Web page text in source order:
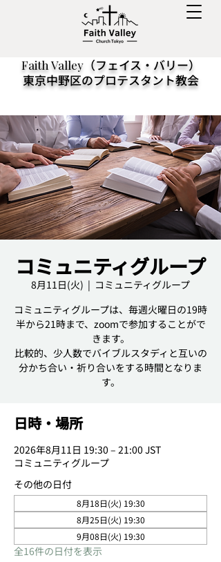
Faith Valley（フェイス・バリー）
東京中野区のプロテスタント教会
コミュニティグループ
8月11日(火)
  |
コミュニティグループ
コミュニティグループは、毎週火曜日の19時
半から21時まで、zoomで参加することがで
きます。
比較的、少人数でバイブルスタディと互いの
分かち合い・祈り合いをする時間となりま
日時・場所
2026年8月11日 19:30 – 21:00 JST
コミュニティグループ
その他の日付
8月18日(火) 19:30
8月25日(火) 19:30
9月08日(火) 19:30
全16件の日付を表示